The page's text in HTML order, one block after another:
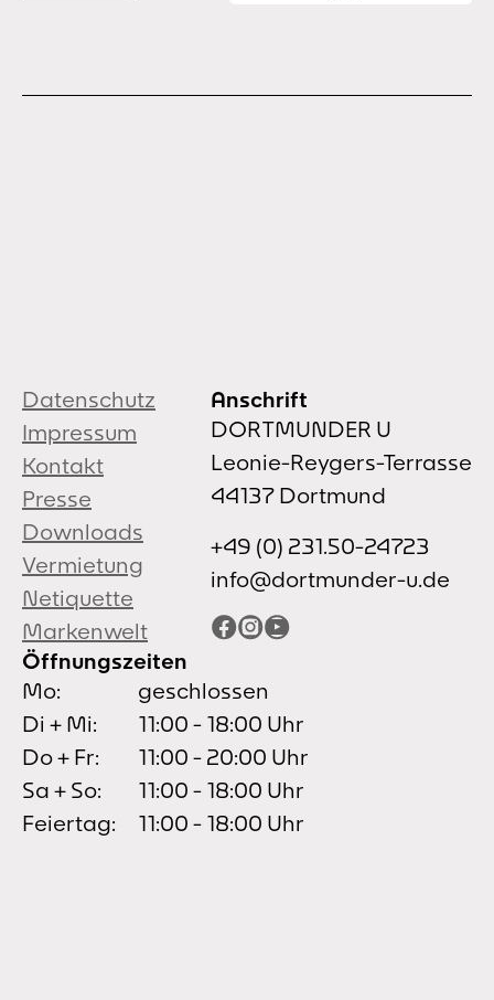
Datenschutz
Impressum
Kontakt
Presse
Downloads
Vermietung
Netiquette
Markenwelt
Anschrift
DORTMUNDER U
Leonie-Reygers-Terrasse
44137 Dortmund
+49 (0) 231.50-24723
info@dortmunder-u.de
Facebook
Instagram
YouTube
Öffnungszeiten
Mo:
geschlossen
Di + Mi:
11:00 - 18:00 Uhr
Do + Fr:
11:00 - 20:00 Uhr
Sa + So:
11:00 - 18:00 Uhr
Feiertag:
11:00 - 18:00 Uhr